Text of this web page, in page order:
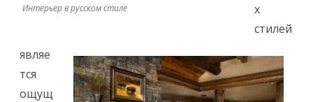
Интерьер в русском стиле
х
стилей
являе
тся
ощущ